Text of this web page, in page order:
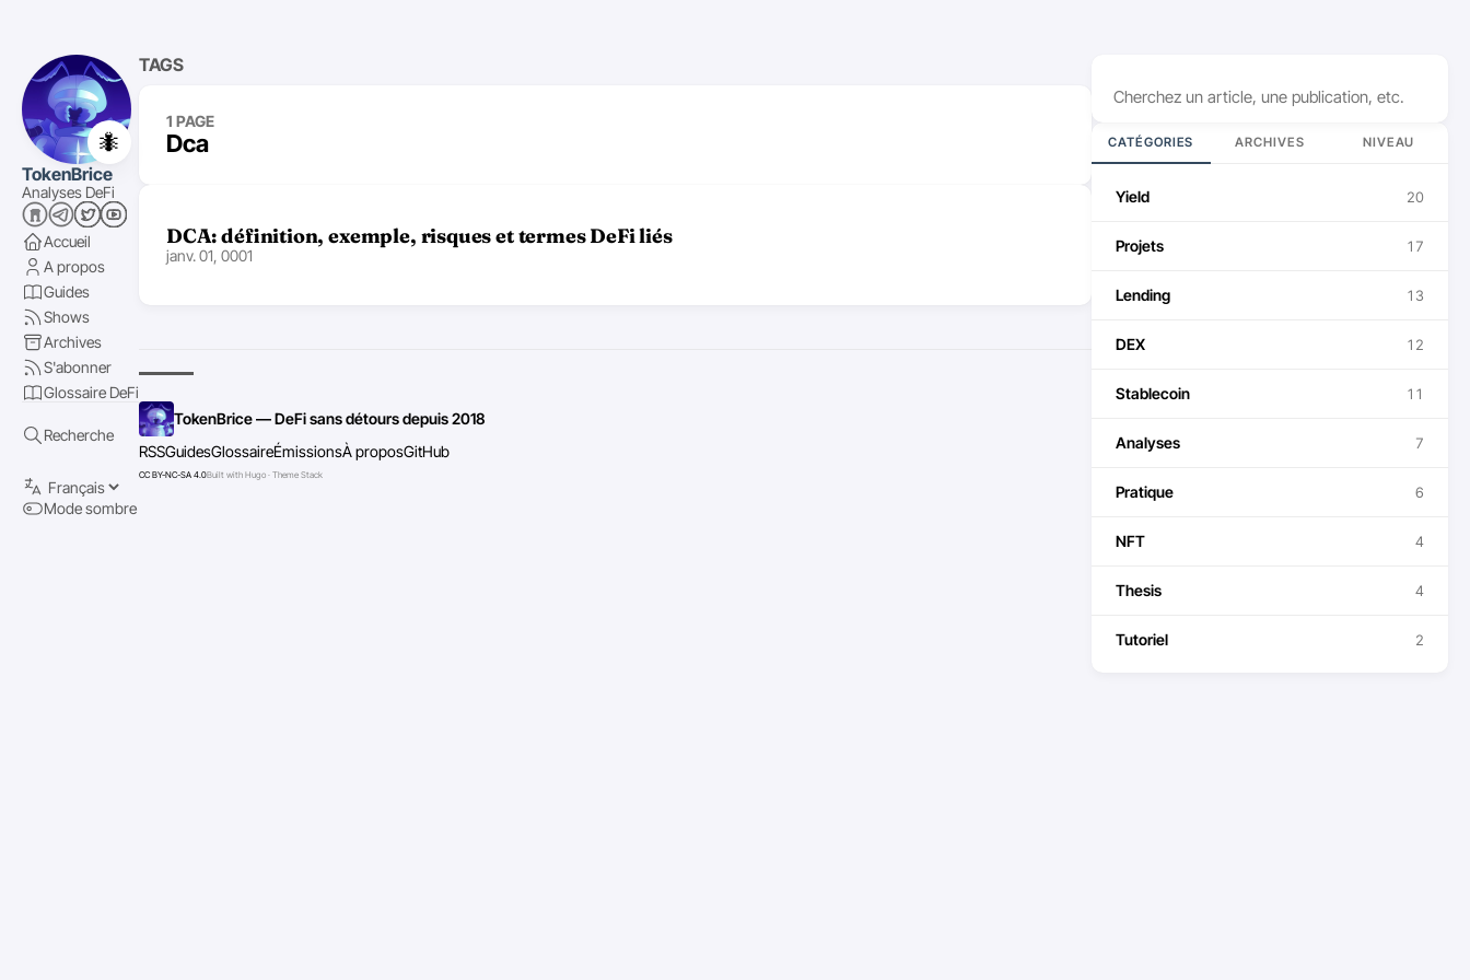
🐜
TokenBrice
Analyses DeFi
Accueil
A propos
Guides
Shows
Archives
S'abonner
Glossaire DeFi
Recherche
Mode sombre
CATÉGORIES ARCHIVES NIVEAU
Yield 20
Projets 17
Lending 13
DEX 12
Stablecoin 11
Analyses 7
Pratique 6
NFT 4
Thesis 4
Tutoriel 2
TAGS
1 PAGE
Dca
DCA: définition, exemple, risques et termes DeFi liés
janv. 01, 0001
TokenBrice — DeFi sans détours depuis 2018
RSSGuidesGlossaireÉmissionsÀ proposGitHub
CC BY-NC-SA 4.0Built with Hugo · Theme Stack